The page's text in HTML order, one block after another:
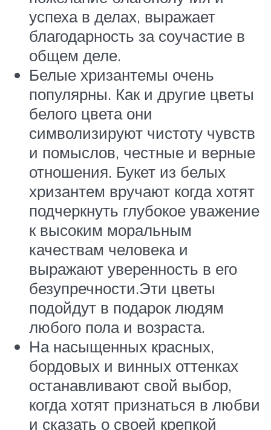
успеха в делах, выражает
благодарность за соучастие в
общем деле.
Белые хризантемы очень
популярны. Как и другие цветы
белого цвета они
символизируют чистоту чувств
и помыслов, честные и верные
отношения. Букет из белых
хризантем вручают когда хотят
подчеркнуть глубокое уважение
к высоким моральным
качествам человека и
выражают уверенность в его
безупречности.Эти цветы
подойдут в подарок людям
любого пола и возраста.
На насыщенных красных,
бордовых и винных оттенках
останавливают свой выбор,
когда хотят признаться в любви
и сказать о своей крепкой